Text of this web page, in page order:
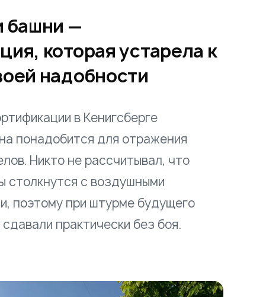
башни —
которая устарела к
надобности
в Кенигсберге
понадобится для отражения
Никто не рассчитывал, что
столкнутся с воздушными
поэтому при штурме будущего
практически без боя.